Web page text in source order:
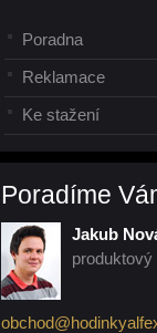
Poradna
Reklamace
Ke stažení
Poradíme
Jakub